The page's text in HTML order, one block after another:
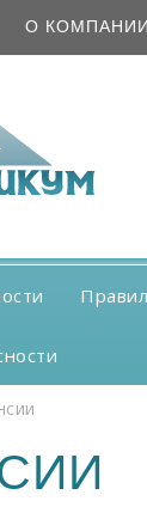
О КОМПАНИИ